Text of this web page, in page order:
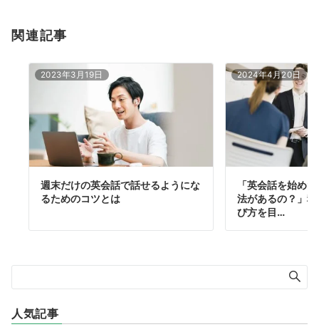
関連記事
2023年3月19日
週末だけの英会話で話せるようにな
るためのコツとは
2024年4月20日
「英会話を始め
法があるの？」
び方を目…
人気記事